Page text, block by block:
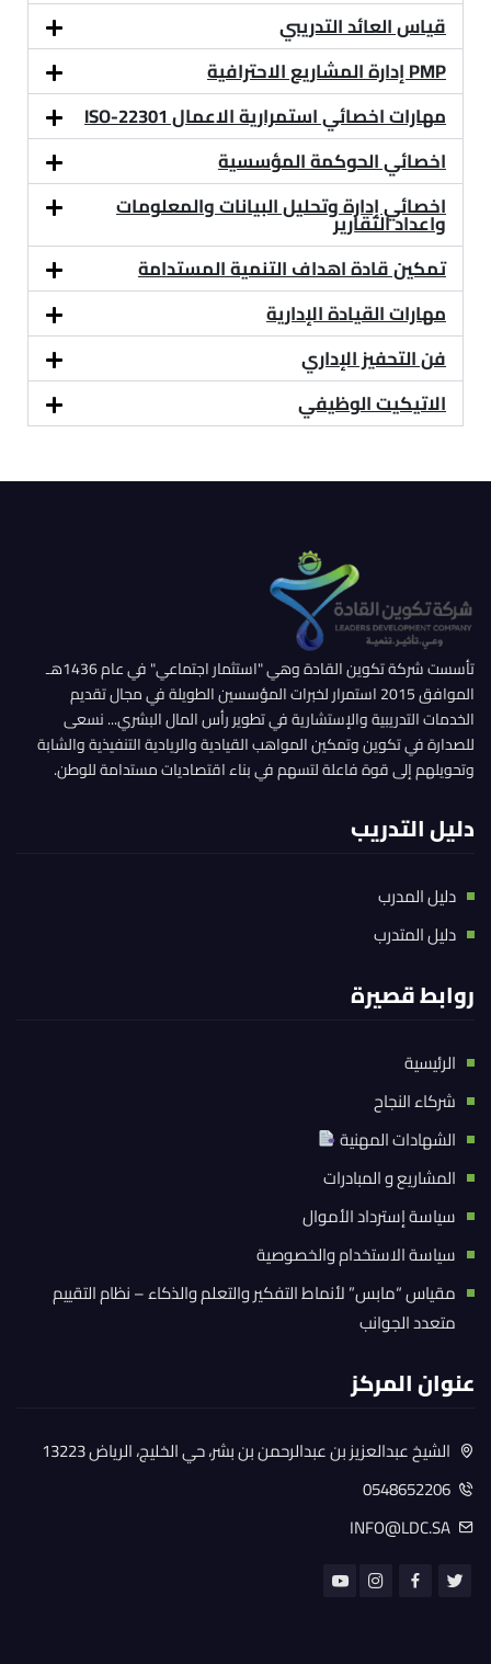
قياس العائد التدريبي
PMP إدارة المشاريع الاحترافية
مهارات اخصائي استمرارية الاعمال ISO-22301
اخصائي الحوكمة المؤسسية
اخصائي إدارة وتحليل البيانات والمعلومات
واعداد التقارير
تمكين قادة اهداف التنمية المستدامة
مهارات القيادة الإدارية
فن التحفيز الإداري
الاتيكيت الوظيفي
تأسست شركة تكوين القادة وهي "استثمار اجتماعي" في عام 1436هـ
الموافق 2015 استمرار لخبرات المؤسسين الطويلة في مجال تقديم
الخدمات التدريبية والإستشارية في تطوير رأس المال البشري... نسعى
للصدارة في تكوين وتمكين المواهب القيادية والريادية التنفيذية والشابة
وتحويلهم إلى قوة فاعلة لتسهم في بناء اقتصاديات مستدامة للوطن.
دليل التدريب
دليل المدرب
دليل المتدرب
روابط قصيرة
الرئيسية
شركاء النجاح
الشهادات المهنية
المشاريع و المبادرات
سياسة إسترداد الأموال
سياسة الاستخدام والخصوصية
مقياس “مابس” لأنماط التفكير والتعلم والذكاء – نظام التقييم
متعدد الجوانب
عنوان المركز
الشيخ عبدالعزيز بن عبدالرحمن بن بشر، حي الخليج، الرياض 13223
0548652206
INFO@LDC.SA